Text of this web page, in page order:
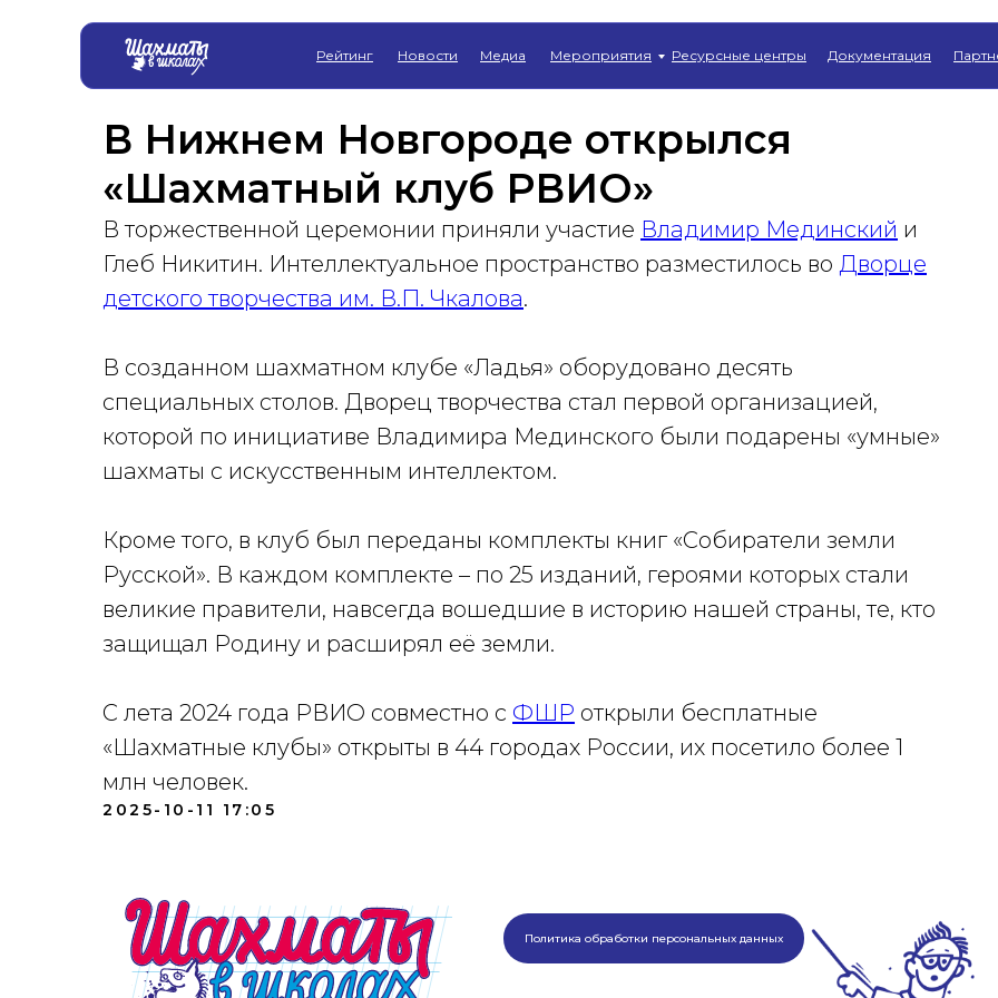
Рейтинг Документация
Ресурсные центры
Новости Мероприятия
Медиа
В Нижнем Новгороде открылся
«Шахматный клуб РВИО»
В торжественной церемонии приняли участие Владимир Мединский и
Глеб Никитин. Интеллектуальное пространство разместилось во Дворце
детского творчества им. В.П. Чкалова.
В созданном шахматном клубе «Ладья» оборудовано десять
специальных столов. Дворец творчества стал первой организацией,
которой по инициативе Владимира Мединского были подарены «умные»
шахматы с искусственным интеллектом.
Кроме того, в клуб был переданы комплекты книг «Собиратели земли
Русской». В каждом комплекте – по 25 изданий, героями которых стали
великие правители, навсегда вошедшие в историю нашей страны, те, кто
защищал Родину и расширял её земли.
С лета 2024 года РВИО совместно с ФШР открыли бесплатные
«Шахматные клубы» открыты в 44 городах России, их посетило более 1
млн человек.
2025-10-11 17:05
Политика обработки персональных данных